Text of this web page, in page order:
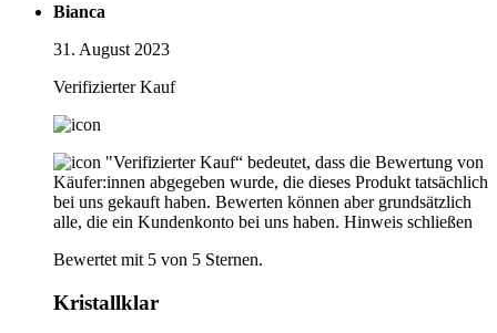
Bianca
31. August 2023
Verifizierter Kauf
"Verifizierter Kauf“ bedeutet, dass die Bewertung von
Käufer:innen abgegeben wurde, die dieses Produkt tatsächlich
bei uns gekauft haben. Bewerten können aber grundsätzlich
alle, die ein Kundenkonto bei uns haben. Hinweis schließen
Bewertet mit 5 von 5 Sternen.
Kristallklar